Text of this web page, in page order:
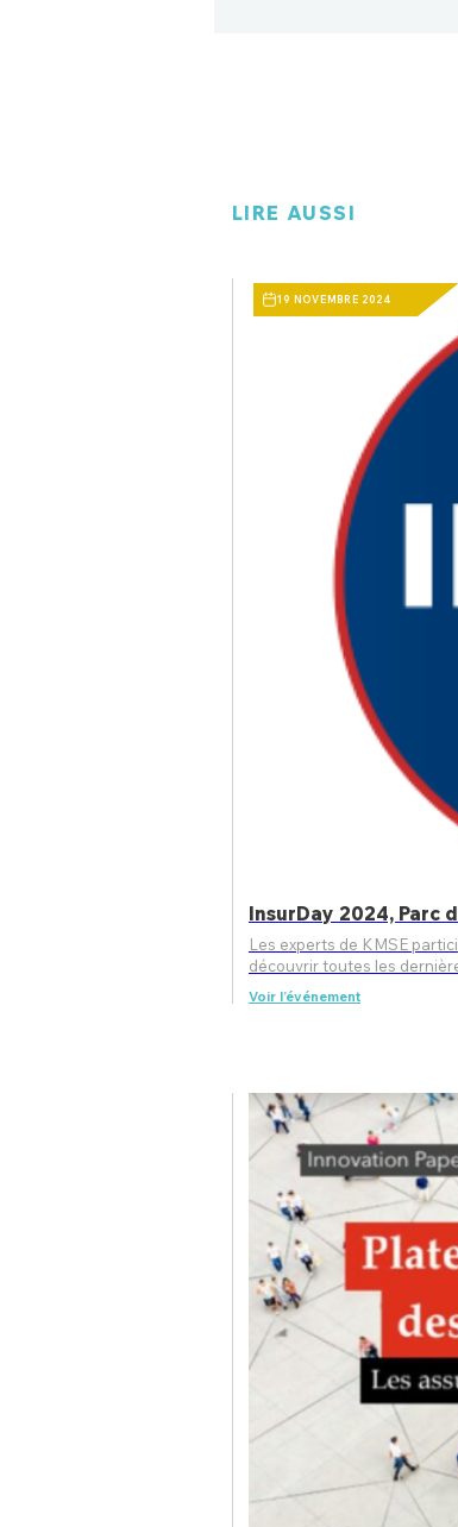
LIRE AUSSI
19 NOVEMBRE 2024
InsurDay 2024, Parc
Les experts de KMSE
découvrir toutes les
Voir l’événement